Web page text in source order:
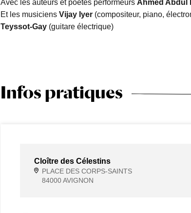
Avec les auteurs et poètes performeurs Ahmed Abdul
Et les musiciens Vijay Iyer(compositeur, piano,
Teyssot-Gay(guitare électrique)
Infos pratiques
Cloître des Célestins
PLACE DES CORPS-SAINTS
84000 AVIGNON